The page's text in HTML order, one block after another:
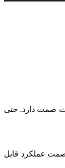
صمت دارد. حتی
عملکرد قابل